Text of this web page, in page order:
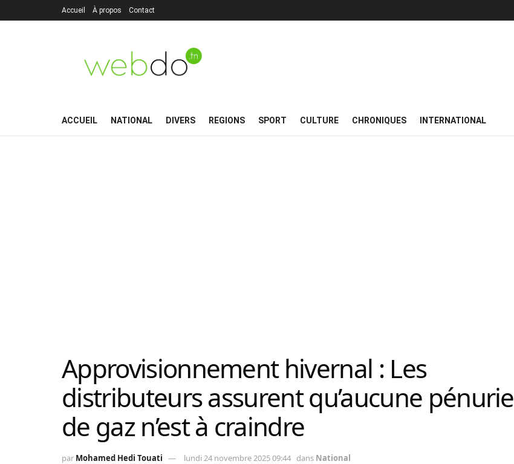
Accueil À propos Contact
ACCUEIL NATIONAL DIVERS REGIONS SPORT CULTURE CHRONIQUES INTERNATIONAL
Approvisionnement hivernal : Les
distributeurs assurent qu’aucune pénurie
de gaz n’est à craindre
par Mohamed Hedi Touati lundi 24 novembre 2025 09:44 dans National